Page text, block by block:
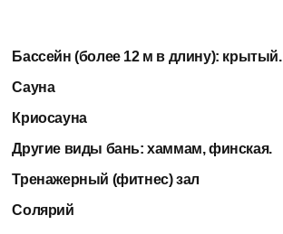
Бассейн (более 12 м в длину): крытый.
Сауна
Криосауна
Другие виды бань:хаммам, финская.
Тренажерный (фитнес) зал
Солярий